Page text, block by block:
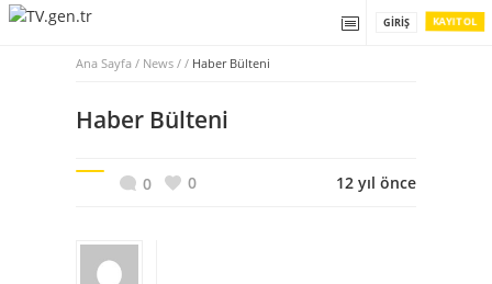
KAYIT OL
GIRIŞ
Ana Sayfa / News / / Haber Bülteni
Haber Bülteni
0 0 12 yıl önce